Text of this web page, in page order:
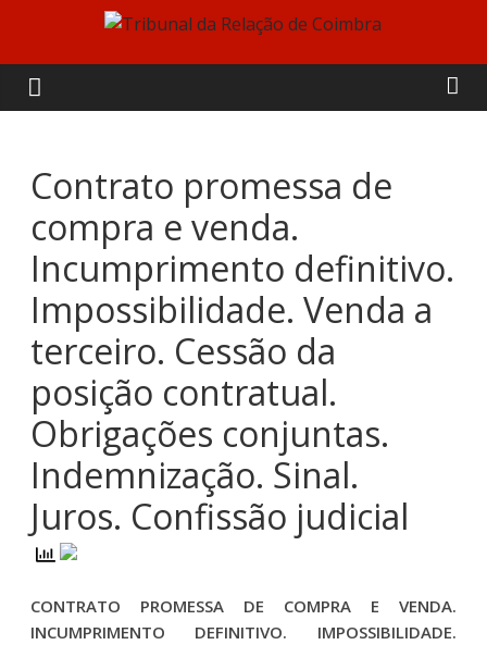
content
Tribunal
da
Relação
de
Coimbra
Contrato promessa de
compra e venda.
Incumprimento definitivo.
Impossibilidade. Venda a
terceiro. Cessão da
posição contratual.
Obrigações conjuntas.
Indemnização. Sinal.
Juros. Confissão judicial
CONTRATO PROMESSA DE COMPRA E VENDA.
INCUMPRIMENTO DEFINITIVO. IMPOSSIBILIDADE.